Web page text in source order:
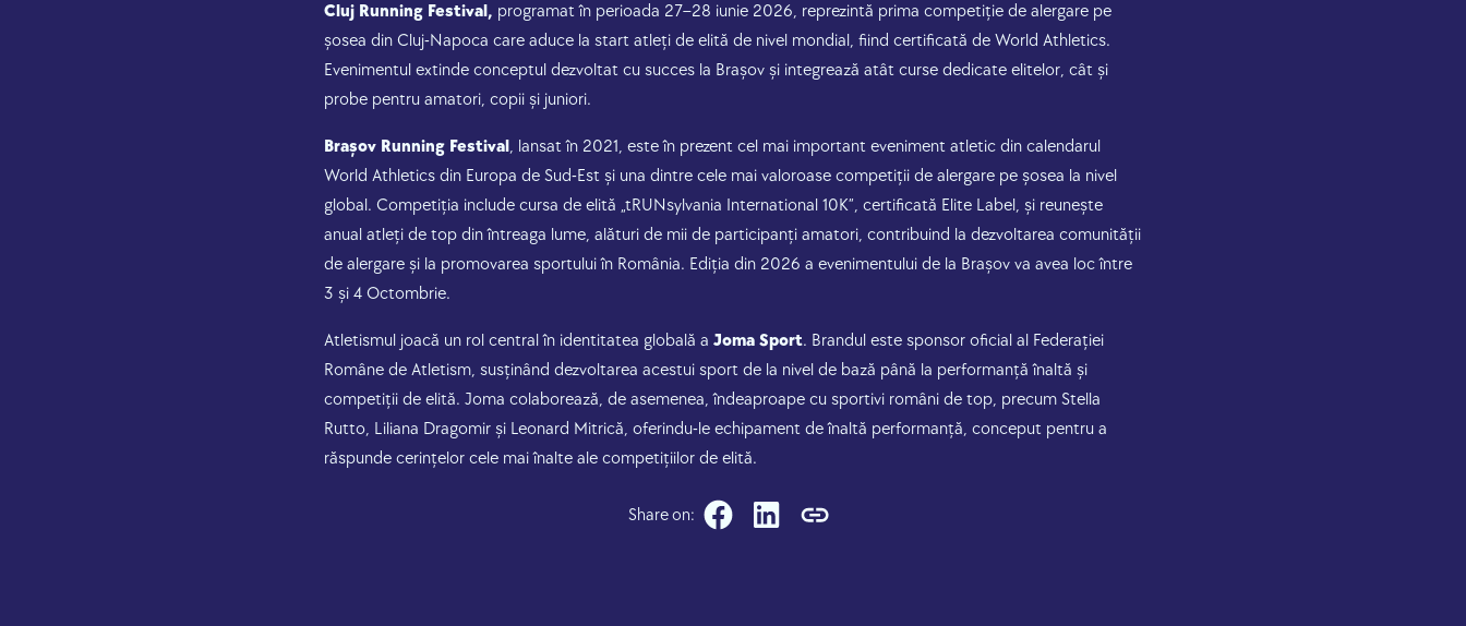
Cluj Running Festival, programat în perioada 27–28 iunie 2026, reprezintă prima competiție de alergare pe
șosea din Cluj-Napoca care aduce la start atleți de elită de nivel mondial, fiind certificată de World Athletics.
Evenimentul extinde conceptul dezvoltat cu succes la Brașov și integrează atât curse dedicate elitelor, cât și
probe pentru amatori, copii și juniori.
Brașov Running Festival, lansat în 2021, este în prezent cel mai important eveniment atletic din calendarul
World Athletics din Europa de Sud-Est și una dintre cele mai valoroase competiții de alergare pe șosea la nivel
global. Competiția include cursa de elită „tRUNsylvania International 10K”, certificată Elite Label, și reunește
anual atleți de top din întreaga lume, alături de mii de participanți amatori, contribuind la dezvoltarea comunității
de alergare și la promovarea sportului în România. Ediția din 2026 a evenimentului de la Brașov va avea loc între
3 și 4 Octombrie.
Atletismul joacă un rol central în identitatea globală a Joma Sport. Brandul este sponsor oficial al Federației
Române de Atletism, susținând dezvoltarea acestui sport de la nivel de bază până la performanță înaltă și
competiții de elită. Joma colaborează, de asemenea, îndeaproape cu sportivi români de top, precum Stella
Rutto, Liliana Dragomir și Leonard Mitrică, oferindu-le echipament de înaltă performanță, conceput pentru a
răspunde cerințelor cele mai înalte ale competițiilor de elită.
Share on: